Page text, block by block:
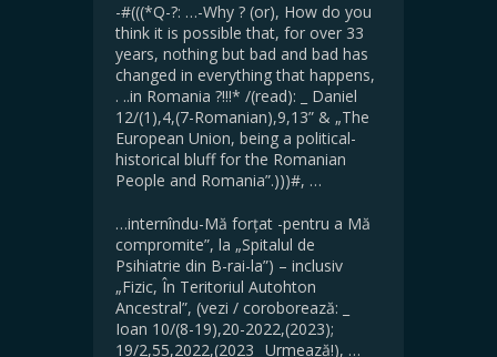
-#(((*Q-?: …-Why ? (or), How do you
think it is possible that, for over 33
years, nothing but bad and bad has
changed in everything that happens,
. ..in Romania ?!!!* /(read): _ Daniel
12/(1),4,(7-Romanian),9,13” & „The
European Union, being a political-
historical bluff for the Romanian
People and Romania”.)))#, …
…internîndu-Mă forțat -pentru a Mă
compromite”, la „Spitalul de
Psihiatrie din B-rai-la”) – inclusiv
„Fizic, În Teritoriul Autohton
Ancestral”, (vezi / coroborează: _
Ioan 10/(8-19),20-2022,(2023);
19/2,55,2022,(2023 _Urmează!), …